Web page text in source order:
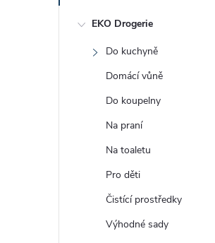
EKO Drogerie
Do kuchyně
Domácí vůně
Do koupelny
Na praní
Na toaletu
Pro děti
Čistící prostředky
Výhodné sady